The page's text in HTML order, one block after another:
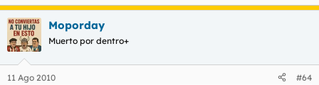
Moporday
Muerto por dentro+
11 Ago 2010 #64